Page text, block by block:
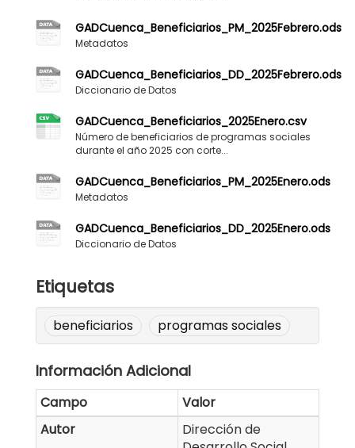
GADCuenca_Beneficiarios_PM_2025Febrero.ods
Metadatos
GADCuenca_Beneficiarios_DD_2025Febrero.ods
Diccionario de Datos
GADCuenca_Beneficiarios_2025Enero.csv
Número de beneficiarios de programas sociales
durante el año 2025 con corte...
GADCuenca_Beneficiarios_PM_2025Enero.ods
Metadatos
GADCuenca_Beneficiarios_DD_2025Enero.ods
Diccionario de Datos
Etiquetas
beneficiarios programas sociales
Información Adicional
Campo
Valor
Autor
Dirección de